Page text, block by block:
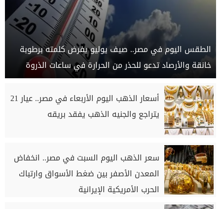
الطقس اليوم في مصر.. صيف يوليو يفرض كلمته برطوبة
خانقة والأرصاد تدعو للحذر من الحرارة في ساعات الذروة
أسعار الذهب اليوم الأربعاء في مصر.. عيار 21
يتراجع والجنيه الذهب يفقد بريقه
سعر الذهب اليوم السبت في مصر.. انخفاض
المعدن الأصفر بين ضغط الأسواق وارتباك
الحرب الأمريكية الإيرانية